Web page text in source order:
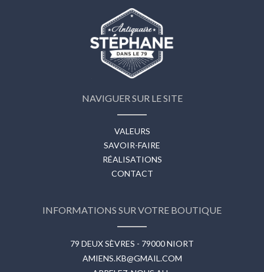
NAVIGUER SUR LE SITE
VALEURS
SAVOIR-FAIRE
RÉALISATIONS
CONTACT
INFORMATIONS SUR VOTRE BOUTIQUE
79 DEUX SÈVRES - 79000 NIORT
AMIENS.KB@GMAIL.COM